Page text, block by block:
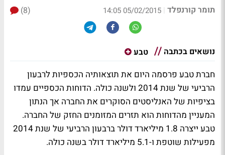
תומר קורנפלד |
05/02/2015 14:05
(8)
נושאים בכתבה טבע
חברת טבע פרסמה היום את תוצאותיה הכספיות לרבעון
הרביעי של שנת 2014 ולשנה כולה. הדוחות הכספיים עמדו
בציפיות של האנליסטים הסוקרים את החברה אך הנתון
המעניין מהדוחות הוא תזרים המזומנים החזק של החברה.
טבע ייצרה 1.8 מיליארד דולר ברבעון הרביעי של שנת 2014
מפעילות שוטפת ו-5.1 מיליארד דולר בשנה כולה.